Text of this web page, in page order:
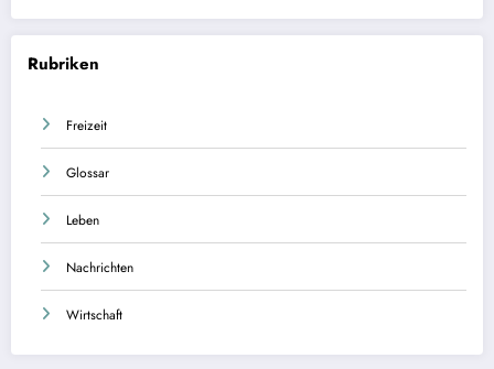
Rubriken
Freizeit
Glossar
Leben
Nachrichten
Wirtschaft